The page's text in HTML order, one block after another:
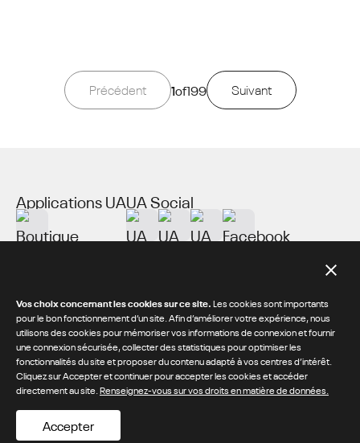
Précédent 1of199 Suivant
Ressources supplémentaires
Applications UAUA Social
© 2026 Under Armour® Inc.
Politique de Confidentialité / Conditions Générales /
Vos choix concernant les cookies sur ce site.Les cookies sont importants
pour le bon fonctionnement d’un site. Afin d’améliorer votre expérience, nous
utilisons des cookies pour mémoriser vos informations de connexion et fournir
une connexion sécurisée, collecter des statistiques pour optimiser les
fonctionnalités du site et proposer du contenu adapté à vos centres d’intérêt.
Cliquez sur Accepter et continuer pour accepter les cookies et accéder
directement au site. Renseignez-vous sur vos droits en matière de données.
Accepter